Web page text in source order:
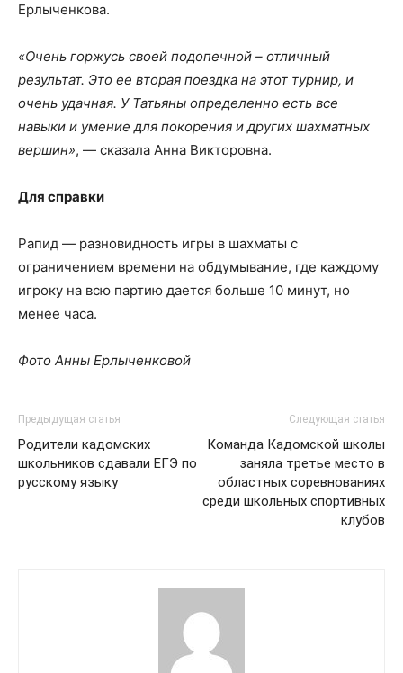
Ерлыченкова.
«Очень горжусь своей подопечной – отличный
результат. Это ее вторая поездка на этот турнир, и
очень удачная. У Татьяны определенно есть все
навыки и умение для покорения и других шахматных
вершин», — сказала Анна Викторовна.
Для справки
Рапид — разновидность игры в шахматы с
ограничением времени на обдумывание, где каждому
игроку на всю партию дается больше 10 минут, но
менее часа.
Фото Анны Ерлыченковой
Предыдущая статья
Родители кадомских
школьников сдавали ЕГЭ по
русскому языку
Следующая статья
Команда Кадомской школы
заняла третье место в
областных соревнованиях
среди школьных спортивных
клубов